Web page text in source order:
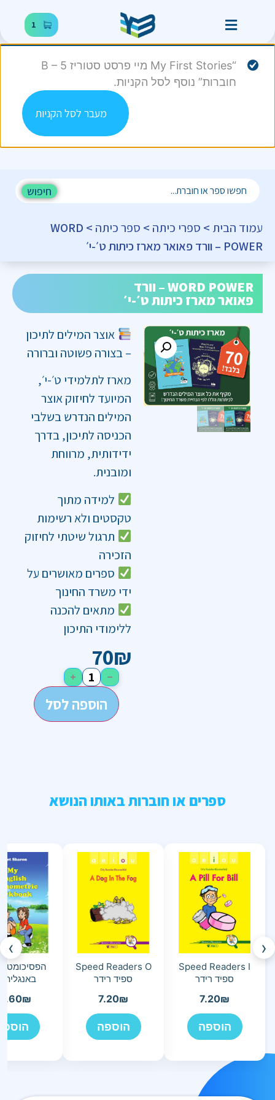
1
“My First Stories מיי פרסט סטוריז B – 5
חוברות” נוסף לסל הקניות.
מעבר לסל הקניות
חיפוש
עמוד הבית > ספרי כיתה > ספר כיתה
> WORD
POWER – וורד פאואר מארז כיתות ט׳-י׳
WORD POWER – וורד
פאואר מארז כיתות ט׳-י׳
אוצר המילים לתיכון
– בצורה פשוטה וברורה
מארז לתלמידי ט׳-י׳,
המיועד לחיזוק אוצר
המילים הנדרש בשלבי
הכניסה לתיכון, בדרך
ידידותית, מרווחת
ומובנית.
למידה מתוך
טקסטים ולא רשימות
תרגול שיטתי לחיזוק
הזכירה
ספרים מאושרים על
ידי משרד החינוך
מתאים להכנה
ללימודי התיכון
70₪
−
+
הוספה לסל
ספרים או חוברות באותו הנושא
‹
Speed Readers I
ספיד רידר
7.20₪
הוספה
Speed Readers O
ספיד רידר
7.20₪
הוספה
באנגלית
₪
›